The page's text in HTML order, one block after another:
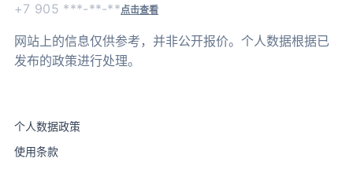
+7 905 ***-**-**点击查看
网站上的信息仅供参考，并非公开报价。个人数据根据已
发布的政策进行处理。
个人数据政策
使用条款